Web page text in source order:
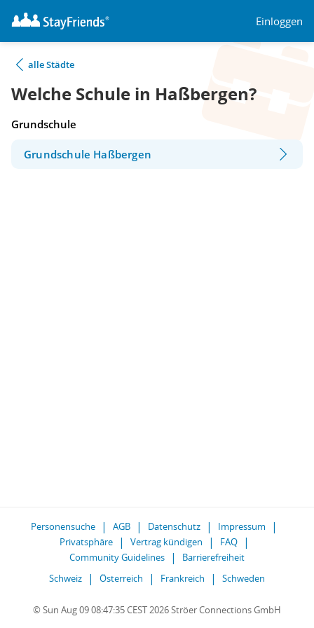
Einloggen
alle Städte
Welche Schule in Haßbergen?
Grundschule
Grundschule Haßbergen
Personensuche AGB Datenschutz
Impressum
Privatsphäre
Vertrag kündigen
FAQ
Community Guidelines
Barrierefreiheit
Schweiz
Österreich Frankreich Schweden
© Sun Aug 09 08:47:35 CEST 2026 Ströer Connections GmbH